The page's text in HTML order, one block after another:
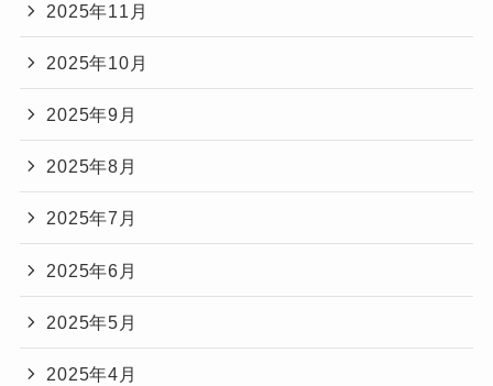
2025年11月
2025年10月
2025年9月
2025年8月
2025年7月
2025年6月
2025年5月
2025年4月